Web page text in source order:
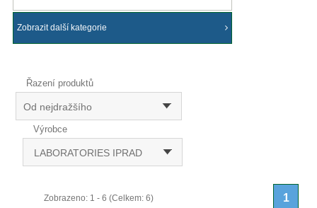
Zobrazit další kategorie
Řazení produktů
Od nejdražšího
Výrobce
LABORATORIES IPRAD
Zobrazeno: 1 - 6 (Celkem: 6) 1